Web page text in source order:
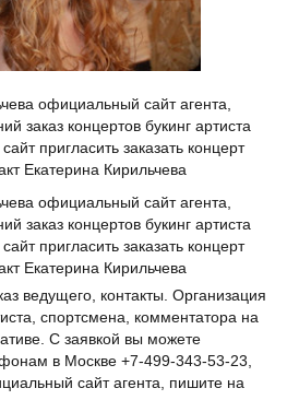
ведущего, контакты. Организация
спортсмена, комментатора на
С заявкой вы можете
в Москве +7-499-343-53-23,
сайт агента, пишите на